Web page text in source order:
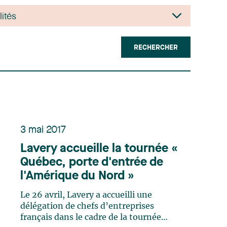
RECHERCHER
3 mai 2017
Lavery accueille la tournée «
Québec, porte d'entrée de
l'Amérique du Nord »
Le 26 avril, Lavery a accueilli une
délégation de chefs d’entreprises
français dans le cadre de la tournée